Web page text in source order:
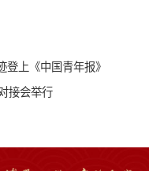
登上《中国青年报》
接会举行